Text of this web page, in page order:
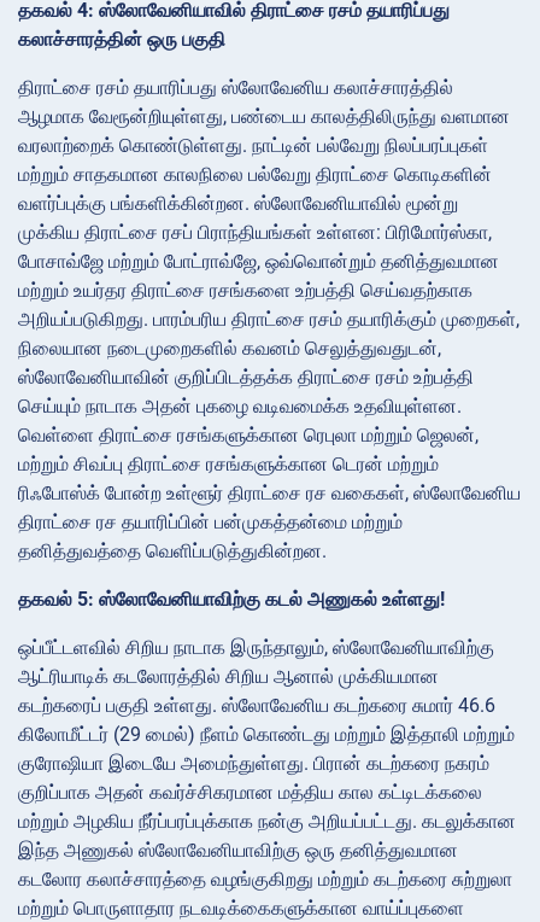
தகவல் 4: ஸ்லோவேனியாவில் திராட்சை ரசம் தயாரிப்பது
கலாச்சாரத்தின் ஒரு பகுதி
திராட்சை ரசம் தயாரிப்பது ஸ்லோவேனிய கலாச்சாரத்தில்
ஆழமாக வேரூன்றியுள்ளது, பண்டைய காலத்திலிருந்து வளமான
வரலாற்றைக் கொண்டுள்ளது. நாட்டின் பல்வேறு நிலப்பரப்புகள்
மற்றும் சாதகமான காலநிலை பல்வேறு திராட்சை கொடிகளின்
வளர்ப்புக்கு பங்களிக்கின்றன. ஸ்லோவேனியாவில் மூன்று
முக்கிய திராட்சை ரசப் பிராந்தியங்கள் உள்ளன: பிரிமோர்ஸ்கா,
போசாவ்ஜே மற்றும் போட்ராவ்ஜே, ஒவ்வொன்றும் தனித்துவமான
மற்றும் உயர்தர திராட்சை ரசங்களை உற்பத்தி செய்வதற்காக
அறியப்படுகிறது. பாரம்பரிய திராட்சை ரசம் தயாரிக்கும் முறைகள்,
நிலையான நடைமுறைகளில் கவனம் செலுத்துவதுடன்,
ஸ்லோவேனியாவின் குறிப்பிடத்தக்க திராட்சை ரசம் உற்பத்தி
செய்யும் நாடாக அதன் புகழை வடிவமைக்க உதவியுள்ளன.
வெள்ளை திராட்சை ரசங்களுக்கான ரெபுலா மற்றும் ஜெலன்,
மற்றும் சிவப்பு திராட்சை ரசங்களுக்கான டெரன் மற்றும்
ரிஃபோஸ்க் போன்ற உள்ளூர் திராட்சை ரச வகைகள், ஸ்லோவேனிய
திராட்சை ரச தயாரிப்பின் பன்முகத்தன்மை மற்றும்
தனித்துவத்தை வெளிப்படுத்துகின்றன.
தகவல் 5: ஸ்லோவேனியாவிற்கு கடல் அணுகல் உள்ளது!
ஒப்பீட்டளவில் சிறிய நாடாக இருந்தாலும், ஸ்லோவேனியாவிற்கு
ஆட்ரியாடிக் கடலோரத்தில் சிறிய ஆனால் முக்கியமான
கடற்கரைப் பகுதி உள்ளது. ஸ்லோவேனிய கடற்கரை சுமார் 46.6
கிலோமீட்டர் (29 மைல்) நீளம் கொண்டது மற்றும் இத்தாலி மற்றும்
குரோஷியா இடையே அமைந்துள்ளது. பிரான் கடற்கரை நகரம்
குறிப்பாக அதன் கவர்ச்சிகரமான மத்திய கால கட்டிடக்கலை
மற்றும் அழகிய நீர்ப்பரப்புக்காக நன்கு அறியப்பட்டது. கடலுக்கான
இந்த அணுகல் ஸ்லோவேனியாவிற்கு ஒரு தனித்துவமான
கடலோர கலாச்சாரத்தை வழங்குகிறது மற்றும் கடற்கரை சுற்றுலா
மற்றும் பொருளாதார நடவடிக்கைகளுக்கான வாய்ப்புகளை